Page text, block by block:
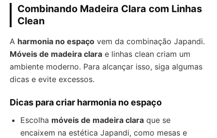
Combinando Madeira Clara com Linhas
Clean
A harmonia no espaço vem da combinação Japandi.
Móveis de madeira clara e linhas clean criam um
ambiente moderno. Para alcançar isso, siga algumas
dicas e evite excessos.
Dicas para criar harmonia no espaço
Escolha móveis de madeira clara que se
encaixem na estética Japandi, como mesas e